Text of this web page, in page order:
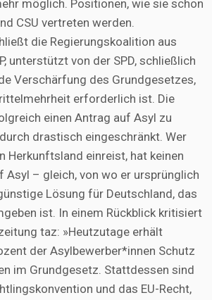
möglich. Positionen, wie sie schon
CSU vertreten werden.
die Regierungskoalition aus
unterstützt von der SPD, schließlich
Verschärfung des Grundgesetzes,
erforderlich ist. Die
einen Antrag auf Asyl zu
drastisch eingeschränkt. Wer
Herkunftsland einreist, hat keinen
Asyl – gleich, von wo er ursprünglich
Lösung für Deutschland, das
ist. In einem Rückblick kritisiert
taz: »Heutzutage erhält
der Asylbewerber*innen Schutz
im Grundgesetz. Stattdessen sind
und das EU-Recht,